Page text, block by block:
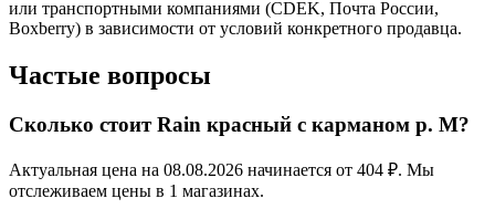
или транспортными компаниями (CDEK, Почта России,
Boxberry) в зависимости от условий конкретного продавца.
Частые вопросы
Сколько стоит Rain красный с карманом р. M?
Актуальная цена на 08.08.2026 начинается от 404 ₽. Мы
отслеживаем цены в 1 магазинах.